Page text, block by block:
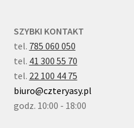
SZYBKI KONTAKT
tel. 785 060 050
tel. 41 300 55 70
tel. 22 100 44 75
biuro@czteryasy.pl
godz. 10:00 - 18:00